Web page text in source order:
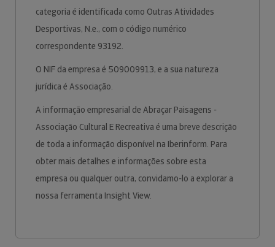
categoria é identificada como Outras Atividades
Desportivas, N.e., com o código numérico
correspondente 93192.
O NIF da empresa é 509009913, e a sua natureza
jurídica é Associação.
A informação empresarial de Abraçar Paisagens -
Associação Cultural E Recreativa é uma breve descrição
de toda a informação disponível na Iberinform. Para
obter mais detalhes e informações sobre esta
empresa ou qualquer outra, convidamo-lo a explorar a
nossa ferramenta Insight View.